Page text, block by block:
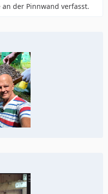
der Pinnwand verfasst.